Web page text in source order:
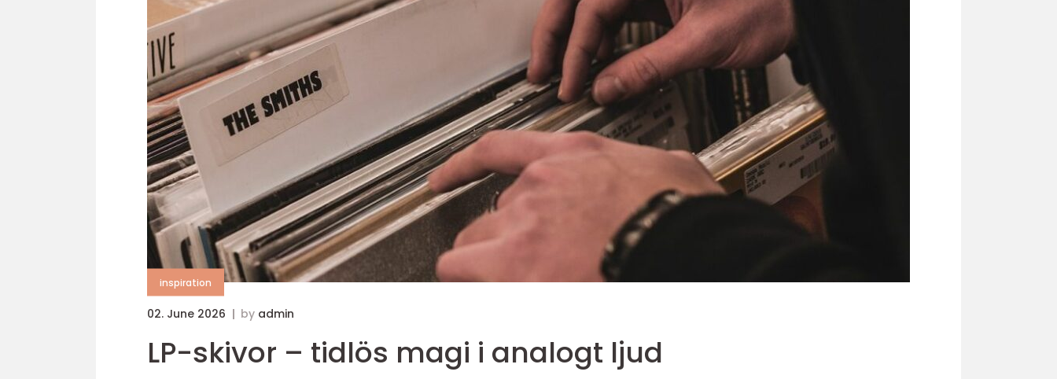
inspiration
02. June 2026 by admin
LP-skivor – tidlös magi i analogt ljud